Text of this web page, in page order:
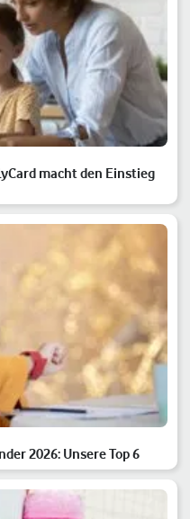
macht den Einstieg
2026: Unsere Top 6